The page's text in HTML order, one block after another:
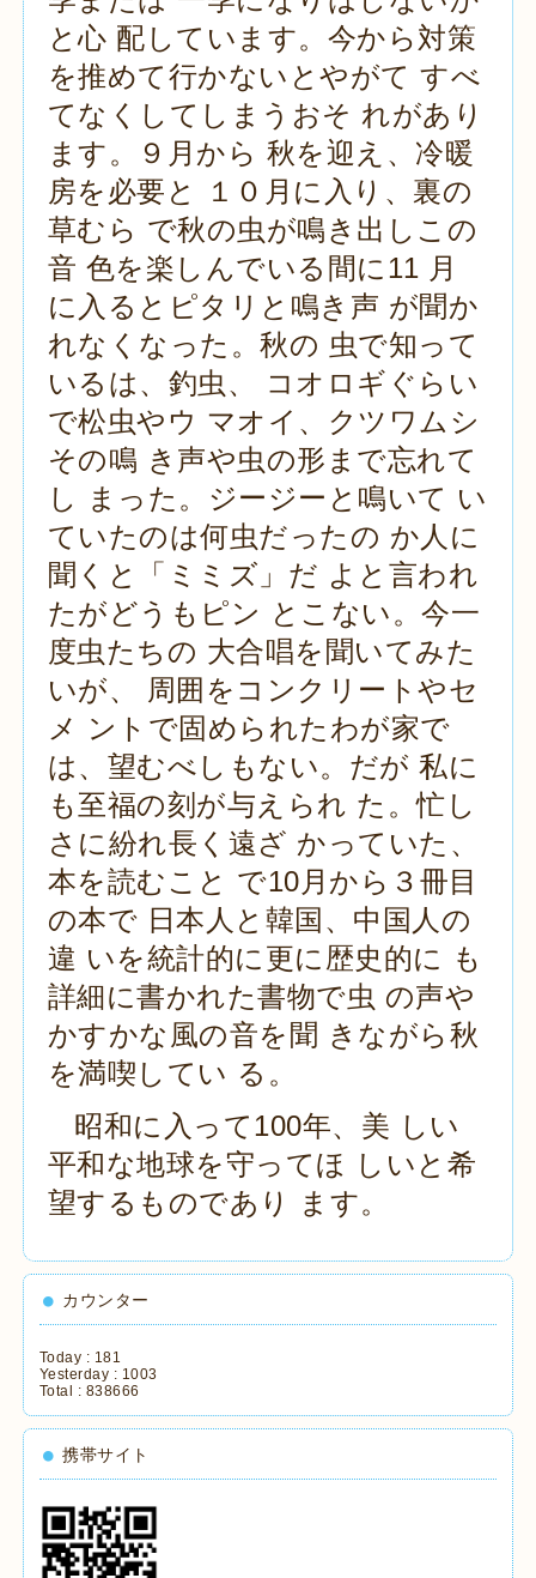
と心 配しています。今から対策
を推めて行かないとやがて すべ
てなくしてしまうおそ れがあり
ます。９月から 秋を迎え、冷暖
房を必要と １０月に入り、裏の
草むら で秋の虫が鳴き出しこの
音 色を楽しんでいる間に11 月
に入るとピタリと鳴き声 が聞か
れなくなった。秋の 虫で知って
いるは、釣虫、 コオロギぐらい
で松虫やウ マオイ、クツワムシ
その鳴 き声や虫の形まで忘れて
し まった。ジージーと鳴いて い
ていたのは何虫だったの か人に
聞くと「ミミズ」だ よと言われ
たがどうもピン とこない。今一
度虫たちの 大合唱を聞いてみた
いが、 周囲をコンクリートやセ
メ ントで固められたわが家で
は、望むべしもない。だが 私に
も至福の刻が与えられ た。忙し
さに紛れ長く遠ざ かっていた、
本を読むこと で10月から３冊目
の本で 日本人と韓国、中国人の
違 いを統計的に更に歴史的に も
詳細に書かれた書物で虫 の声や
かすかな風の音を聞 きながら秋
を満喫してい る。
昭和に入って100年、美 しい
平和な地球を守ってほ しいと希
望するものであり ます。
カウンター
Today : 181
Yesterday : 1003
Total : 838666
携帯サイト